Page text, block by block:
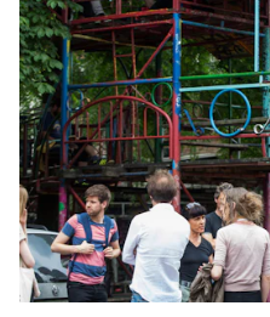
Stel ons je vraag
DISCIPLINES
Beeldende kunsten
Klassieke muziek
Podiumkunsten
ONTDEK